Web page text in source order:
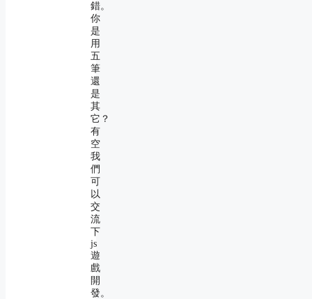
錯。
你
是
用
五
筆
還
是
其
它？
有
空
我
們
可
以
交
流
下
js
遊
戲
開
發。